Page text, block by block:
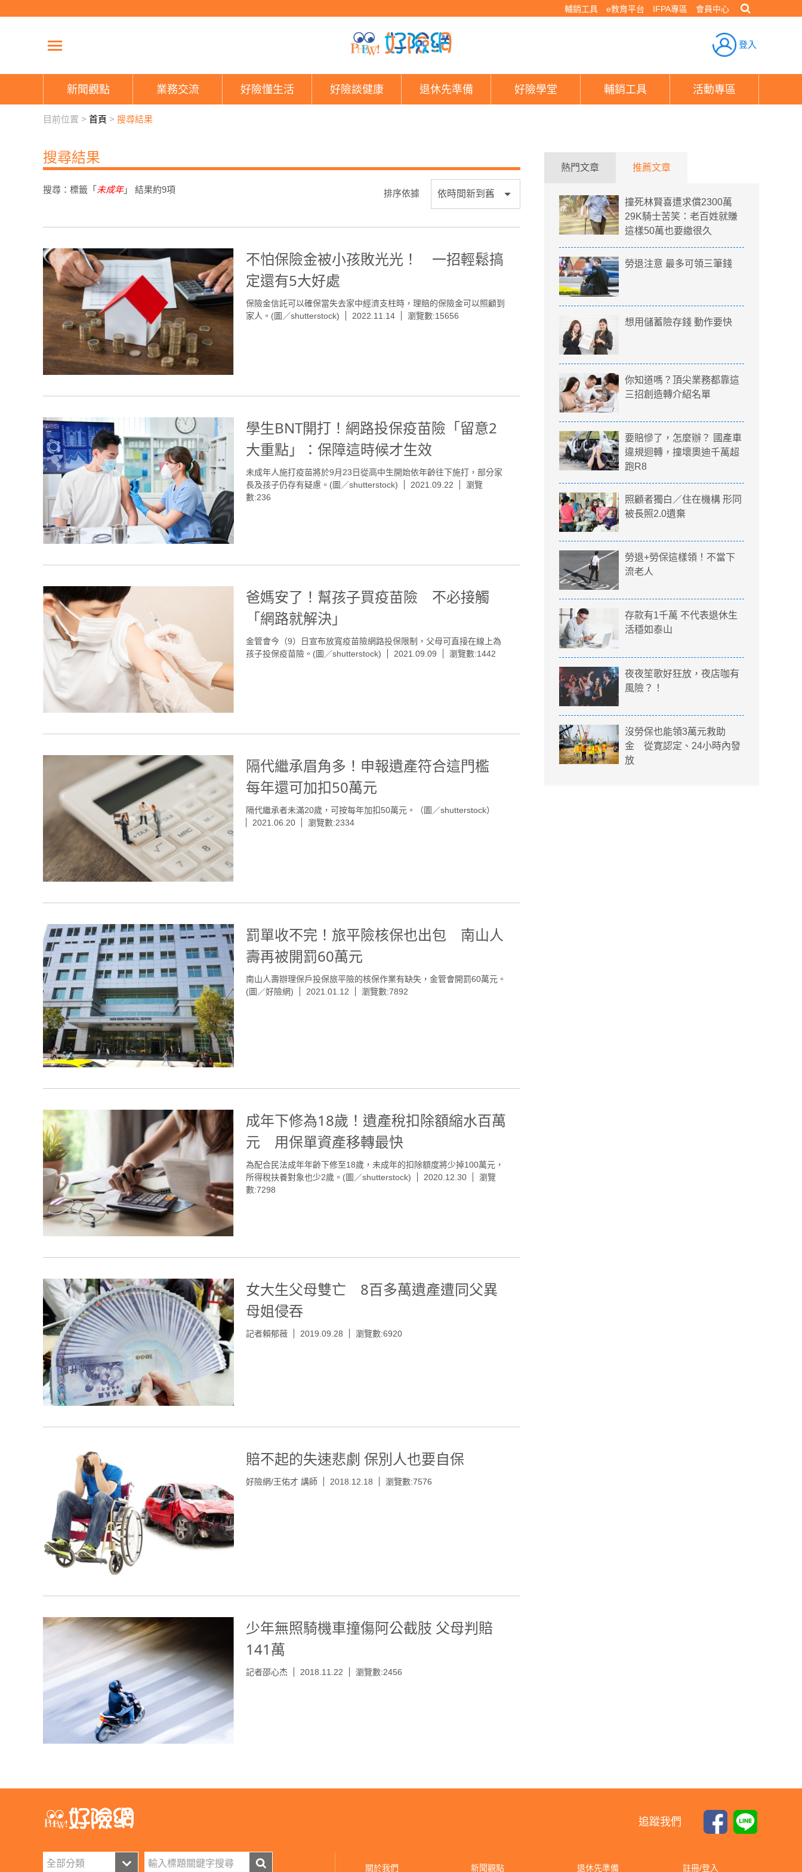
輔銷工具 e教育平台 IFPA專區 會員中心
登入
新聞觀點 業務交流 好險懂生活 好險談健康 退休先準備 好險學堂 輔銷工具 活動專區
目前位置 > 首頁 > 搜尋結果
搜尋結果
搜尋：標籤「 未成年」 結果約9項 排序依據
不怕保險金被小孩敗光光！ 一招輕鬆搞
定還有5大好處
保險金信託可以確保當失去家中經濟支柱時，理賠的保險金可以照顧到
家人。(圖／shutterstock)
2022.11.14 瀏覽數:15656
學生BNT開打！網路投保疫苗險「留意2
大重點」：保障這時候才生效
未成年人施打疫苗將於9月23日從高中生開始依年齡往下施打，部分家
長及孩子仍存有疑慮。(圖／shutterstock)
2021.09.22
瀏覽
數:236
爸媽安了！幫孩子買疫苗險 不必接觸
「網路就解決」
金管會今（9）日宣布放寬疫苗險網路投保限制，父母可直接在線上為
孩子投保疫苗險。(圖／shutterstock)
2021.09.09 瀏覽數:1442
隔代繼承眉角多！申報遺產符合這門檻
每年還可加扣50萬元
隔代繼承者未滿20歲，可按每年加扣50萬元。（圖／shutterstock）
2021.06.20
瀏覽數:2334
罰單收不完！旅平險核保也出包 南山人
壽再被開罰60萬元
南山人壽辦理保戶投保旅平險的核保作業有缺失，金管會開罰60萬元。
(圖／好險網)
2021.01.12 瀏覽數:7892
成年下修為18歲！遺產稅扣除額縮水百萬
元 用保單資產移轉最快
為配合民法成年年齡下修至18歲，未成年的扣除額度將少掉100萬元，
所得稅扶養對象也少2歲。(圖／shutterstock)
2020.12.30
瀏覽
數:7298
女大生父母雙亡 8百多萬遺產遭同父異
母姐侵吞
記者賴郁薇 2019.09.28 瀏覽數:6920
賠不起的失速悲劇 保別人也要自保
好險網/王佑才 講師 2018.12.18 瀏覽數:7576
少年無照騎機車撞傷阿公截肢 父母判賠
141萬
記者邵心杰 2018.11.22 瀏覽數:2456
熱門文章 推薦文章
撞死林賢喜遭求償2300萬
29K騎士苦笑：老百姓就賺
這樣50萬也要繳很久
勞退注意 最多可領三筆錢
想用儲蓄險存錢 動作要快
你知道嗎？頂尖業務都靠這
三招創造轉介紹名單
要賠慘了，怎麼辦？ 國產車
違規迴轉，撞壞奧迪千萬超
跑R8
照顧者獨白／住在機構 形同
被長照2.0遺棄
勞退+勞保這樣領！不當下
流老人
存款有1千萬 不代表退休生
活穩如泰山
夜夜笙歌好狂放，夜店咖有
風險？！
沒勞保也能領3萬元救助
金 從寛認定、24小時內發
放
追蹤我們
關於我們 新聞觀點 退休先準備 註冊/登入